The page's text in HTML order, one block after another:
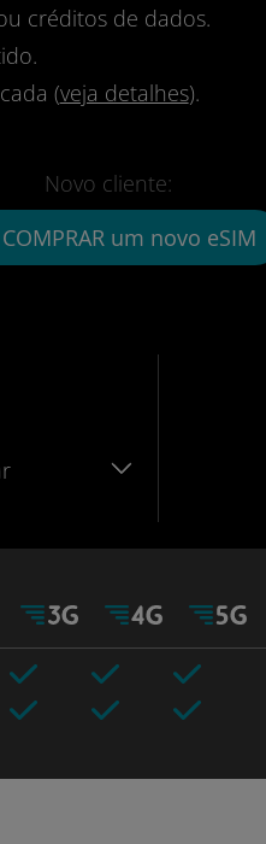
créditos de dados.
(veja detalhes).
Novo cliente:
COMPRAR um novo eSIM